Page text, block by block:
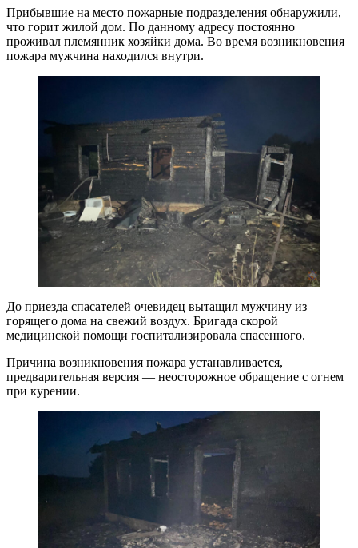
Прибывшие на место пожарные подразделения обнаружили,
что горит жилой дом. По данному адресу постоянно
проживал племянник хозяйки дома. Во время возникновения
пожара мужчина находился внутри.
До приезда спасателей очевидец вытащил мужчину из
горящего дома на свежий воздух. Бригада скорой
медицинской помощи госпитализировала спасенного.
Причина возникновения пожара устанавливается,
предварительная версия — неосторожное обращение с огнем
при курении.